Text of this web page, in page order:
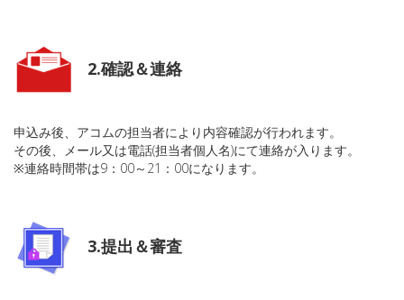
2.確認＆連絡
申込み後、アコムの担当者により内容確認が行われます。
その後、メール又は電話(担当者個人名)にて連絡が入ります。
※連絡時間帯は9：00～21：00になります。
3.提出＆審査